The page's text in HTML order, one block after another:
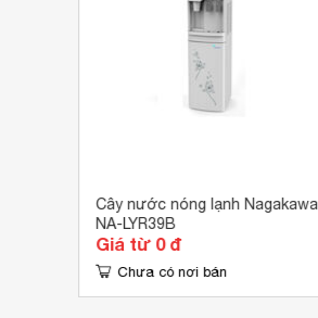
Cây nước nóng lạnh Nagakawa
NA-LYR39B
Giá từ 0 đ
Chưa có nơi bán